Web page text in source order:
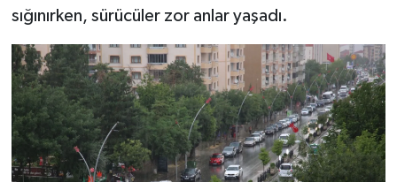
sığınırken, sürücüler zor anlar yaşadı.